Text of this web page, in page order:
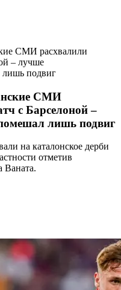
СМИ расхвалили
– лучше
лишь подвиг
СМИ
с Барселоной –
лишь подвиг
на каталонское дерби
отметив
Ваната.